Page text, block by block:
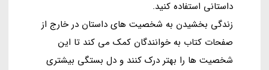
داستانی استفاده کنید.
زندگی بخشیدن به شخصیت های داستان در خارج از
صفحات کتاب به خوانندگان کمک می کند تا این
شخصیت ها را بهتر درک کنند و دل بستگی بیشتری